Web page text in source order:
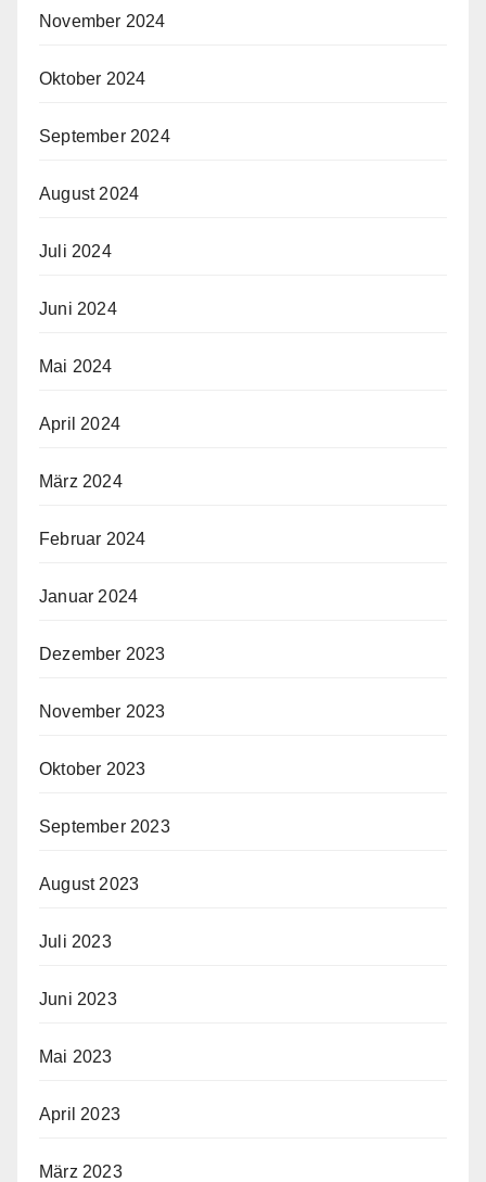
November 2024
Oktober 2024
September 2024
August 2024
Juli 2024
Juni 2024
Mai 2024
April 2024
März 2024
Februar 2024
Januar 2024
Dezember 2023
November 2023
Oktober 2023
September 2023
August 2023
Juli 2023
Juni 2023
Mai 2023
April 2023
März 2023